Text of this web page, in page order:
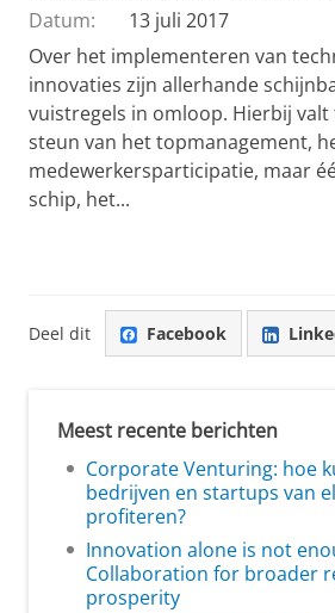
Datum:
13 juli 2017
Over het implementeren van
innovaties zijn allerhande
vuistregels in omloop. Hierbij valt
steun van het topmanagement,
medewerkersparticipatie, maar
schip, het...
Deel dit Facebook
Meest recente berichten
Corporate Venturing: hoe
bedrijven en startups van
profiteren?
Innovation alone is not
Collaboration for broader
prosperity